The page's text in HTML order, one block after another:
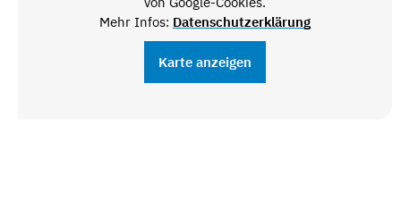
Mehr Infos: Datenschutzerklärung
Karte anzeigen